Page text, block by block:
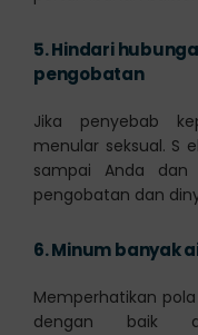
5.Hindari
pengobatan
Jika penyebab
menular seksual. S
sampai Anda dan
pengobatan dan
6.Minum banyak
Memperhatikan
dengan baik